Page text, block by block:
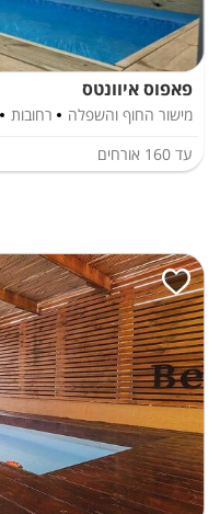
פאפוס איוונטס
מישור החוף והשפלה רחובות
עד 160 אורחים